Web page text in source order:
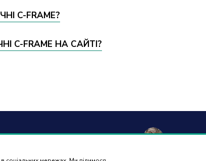
C-FRAME?
C-FRAME НА САЙТІ?